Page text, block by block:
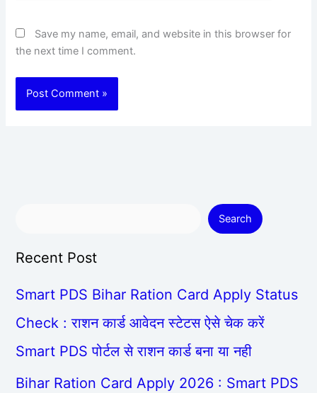
Save my name, email, and website in this browser for
the next time I comment.
Search
Recent Post
Smart PDS Bihar Ration Card Apply Status
Check : राशन कार्ड आवेदन स्टेटस ऐसे चेक करें
Smart PDS पोर्टल से राशन कार्ड बना या नही
Bihar Ration Card Apply 2026 : Smart PDS